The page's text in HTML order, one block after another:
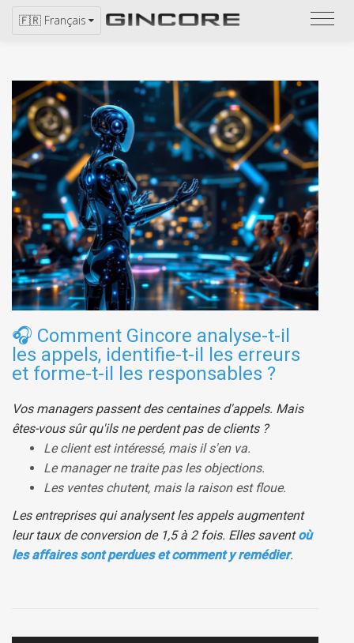
🇫🇷 Français
🎧 Comment Gincore analyse-t-il
les appels, identifie-t-il les erreurs
et forme-t-il les responsables ?
Vos managers passent des centaines d'appels. Mais
êtes-vous sûr qu'ils ne perdent pas de clients ?
Le client est intéressé, mais il s'en va.
Le manager ne traite pas les objections.
Les ventes chutent, mais la raison est floue.
Les entreprises qui analysent les appels augmentent
leur taux de conversion de 1,5 à 2 fois. Elles saventoù
les affaires sont perdues et comment y remédier.